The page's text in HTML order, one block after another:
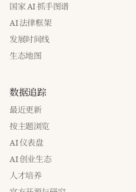
国家 AI 抓手图谱
AI 法律框架
发展时间线
生态地图
数据追踪
最近更新
按主题浏览
AI 仪表盘
AI 创业生态
人才培养